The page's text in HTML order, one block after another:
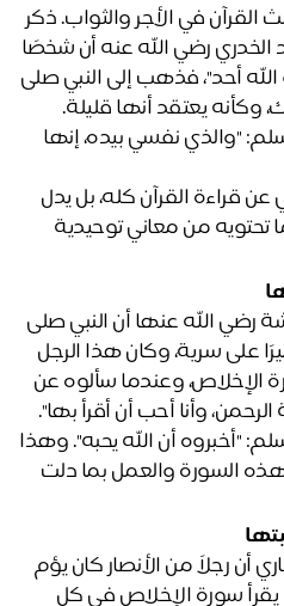
من أبرز فضائلها أنها تعدل ثلث القرآن في الأجر والثواب. ذكر
البخاري ومسلم عن أبي سعيد الخدري رضي الله عنه أن شخصًا
سمع آخر يكرر سورة "قل هو الله أحد"، فذهب إلى النبي صلى
يعتقد أنها قليلة.
فقال النبي صلى الله عليه وسلم: "والذي نفسي بيده، إنها
هذا الفضل لا يعني أنها تُغني عن قراءة القرآن كله، بل يدل
على عظم ثوابها وأهمية ما تحتويه من معاني توحيدية
روى البخاري ومسلم عن عائشة رضي الله عنها أن النبي صلى
الله عليه وسلم بعث رجلاً أميرًا على سرية، وكان هذا الرجل
يختم قراءته في الصلاة بسورة الإخلاص، وعندما سألوه عن
وأنا أحب أن أقرأ بها".
فقال النبي صلى الله عليه وسلم: "أخبروه أن الله يحبه". وهذا
يدل على عظيم فضل محبة هذه السورة والعمل بما دلت
في حادثة مشابهة، روى البخاري أن رجلاً من الأنصار كان يؤم